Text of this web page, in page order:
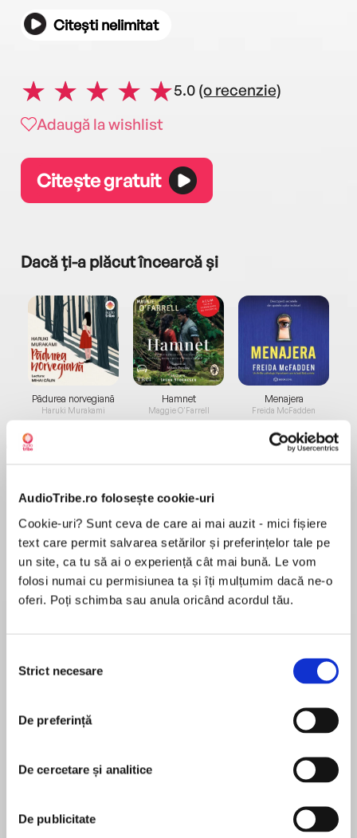
AudioTribe.ro folosește cookie-uri
Cookie-uri? Sunt ceva de care ai mai auzit - mici fișiere
text care permit salvarea setărilor și preferințelor tale pe
un site, ca tu să ai o experiență cât mai bună. Le vom
folosi numai cu permisiunea ta și îți mulțumim dacă ne-o
oferi. Poți schimba sau anula oricând acordul tău.
consimțământului
Strict necesare
De preferință
De cercetare și analitice
De publicitate
Citești nelimitat
5.0 (o recenzie)
Adaugă la wishlist
Citește gratuit
Dacă ți-a plăcut încearcă și
Pădurea norvegiană
Haruki Murakami
Elita de Argint (Elita
de...
Dani Francis
Hamnet
Maggie O'Farrell
Diavolul se îmbracă de
la...
Lauren Weisberger
Menajera
Freida McFadden
Migdală
Sohn Won-pyung
Laureat National Jewish Book Award și
Bestseller The New York Times
vremuri dificile și ne spune că avem cu toții
MAI MULT
pentru această carte